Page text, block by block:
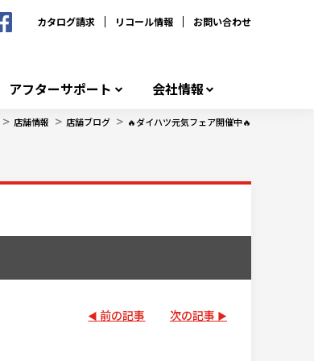
カタログ請求 リコール情報 お問い合わせ
アフターサポート 会社情報
> 店舗情報 > 店舗ブログ > 🔥ダイハツ元気フェア開催中🔥
前の記事 次の記事